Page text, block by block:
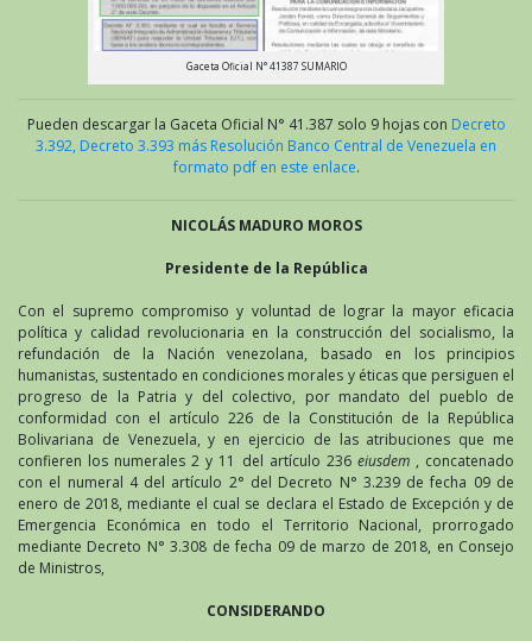
Gaceta Oficial N° 41387 SUMARIO
Pueden descargar la Gaceta Oficial N° 41.387 solo 9 hojas con Decreto
3.392, Decreto 3.393 más Resolución Banco Central de Venezuela en
formato pdf en este enlace.
NICOLÁS MADURO MOROS
Presidente de la República
Con el supremo compromiso y voluntad de lograr la mayor eficacia
política y calidad revolucionaria en la construcción del socialismo, la
refundación de la Nación venezolana, basado en los principios
humanistas, sustentado en condiciones morales y éticas que persiguen el
progreso de la Patria y del colectivo, por mandato del pueblo de
conformidad con el artículo 226 de la Constitución de la República
Bolivariana de Venezuela, y en ejercicio de las atribuciones que me
confieren los numerales 2 y 11 del artículo 236 eiusdem, concatenado
con el numeral 4 del artículo 2° del Decreto N° 3.239 de fecha 09 de
enero de 2018, mediante el cual se declara el Estado de Excepción y de
Emergencia Económica en todo el Territorio Nacional, prorrogado
mediante Decreto N° 3.308 de fecha 09 de marzo de 2018, en Consejo
de Ministros,
CONSIDERANDO